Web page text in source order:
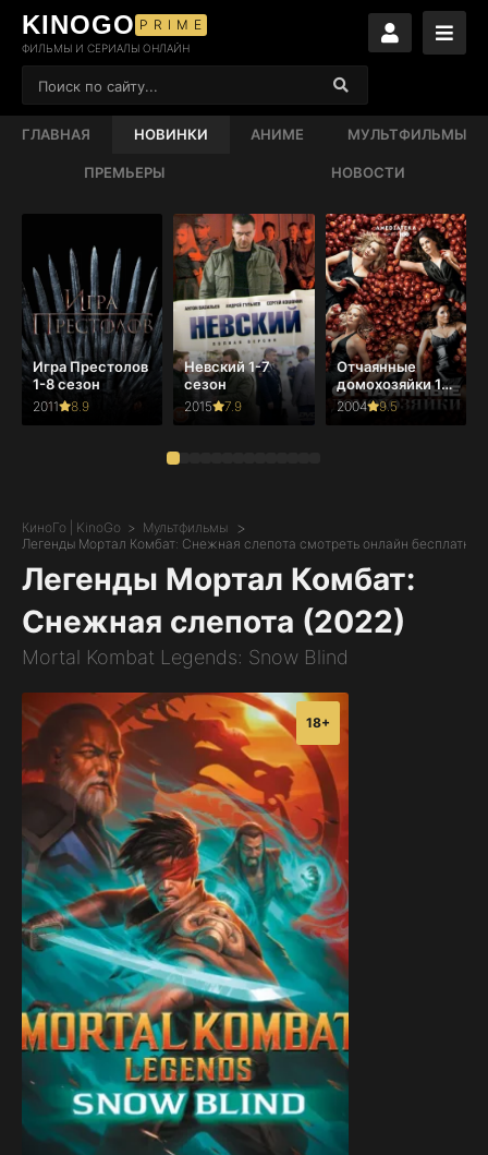
KINOGO PRIME
ФИЛЬМЫ И СЕРИАЛЫ ОНЛАЙН
ГЛАВНАЯ НОВИНКИ АНИМЕ МУЛЬТФИЛЬМЫ
ПРЕМЬЕРЫ НОВОСТИ
Игра Престолов
1-8 сезон
2011 8.9
Невский 1-7
сезон
2015 7.9
Отчаянные
домохозяйки 1-
8 сезон
2004 9.5
КиноГо | KinoGo
Мультфильмы
Легенды Мортал Комбат: Снежная слепота смотреть онлайн бесплатно
Легенды Мортал Комбат:
Снежная слепота (2022)
Mortal Kombat Legends: Snow Blind
18+